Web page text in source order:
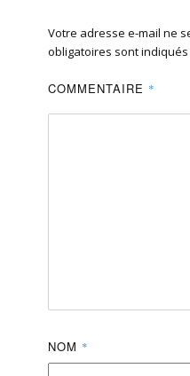
Votre adresse e-mail ne
obligatoires sont
COMMENTAIRE *
NOM *